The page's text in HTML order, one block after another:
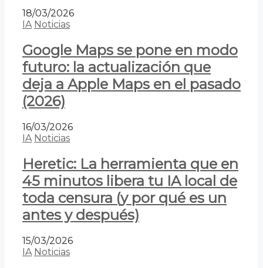
18/03/2026
IA Noticias
Google Maps se pone en modo
futuro: la actualización que
deja a Apple Maps en el pasado
(2026)
16/03/2026
IA Noticias
Heretic: La herramienta que en
45 minutos libera tu IA local de
toda censura (y por qué es un
antes y después)
15/03/2026
IA Noticias